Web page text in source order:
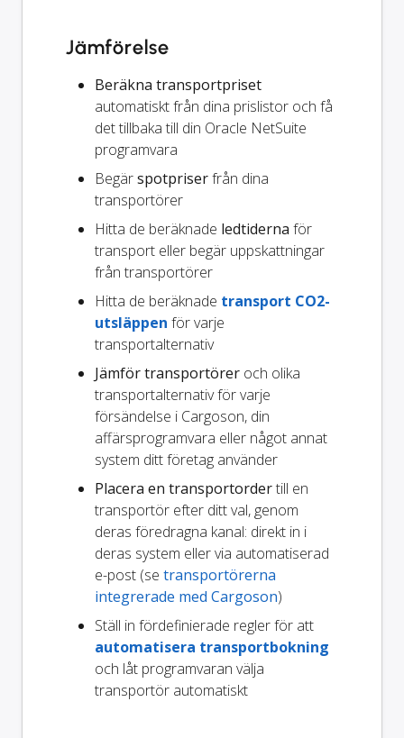
Jämförelse
Beräkna transportpriset
automatiskt från dina prislistor och få
det tillbaka till din Oracle NetSuite
programvara
Begärspotpriserfrån dina
transportörer
Hitta de beräknade ledtiderna för
transport eller begär uppskattningar
från transportörer
Hitta de beräknade transport CO2-
utsläppen för varje
transportalternativ
Jämför transportörer och olika
transportalternativ för varje
försändelse i Cargoson, din
affärsprogramvara eller något annat
system ditt företag använder
Placera en transportordertill en
transportör efter ditt val, genom
deras föredragna kanal: direkt in i
deras system eller via automatiserad
e-post (se transportörerna
integrerade med Cargoson)
Ställ in fördefinierade regler för att
automatisera transportbokning
och låt programvaran välja
transportör automatiskt